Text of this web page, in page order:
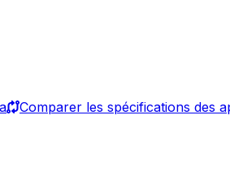
Comparer les spécifications des